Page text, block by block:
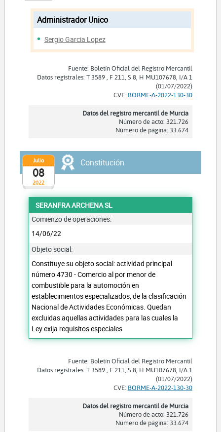
Administrador Unico
Sergio Garcia Lopez
Fuente: Boletín Oficial del Registro Mercantil
Datos registrales: T 3589 , F 211, S 8, H MU107678, I/A 1
(01/07/2022)
CVE: BORME-A-2022-130-30
Datos del registro mercantil de Murcia
Número de acto: 321.726
Número de página: 33.674
2022
Julio
08
Constitución
SERANFRA ARCHENA SL
Comienzo de operaciones:
14/06/22
Objeto social:
Constituye su objeto social: actividad principal
número 4730 - Comercio al por menor de
combustible para la automoción en
establecimientos especializados, de la clasificación
Nacional de Actividades Económicas. Quedan
excluidas aquellas actividades para las cuales la
Ley exija requisitos especiales
Fuente: Boletín Oficial del Registro Mercantil
Datos registrales: T 3589 , F 211, S 8, H MU107678, I/A 1
(01/07/2022)
CVE: BORME-A-2022-130-30
Datos del registro mercantil de Murcia
Número de acto: 321.726
Número de página: 33.674